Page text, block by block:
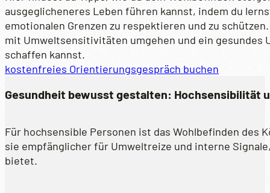
ausgeglicheneres Leben führen kannst, indem du
emotionalen Grenzen zu respektieren und zu
mit Umweltsensitivitäten umgehen und ein gesundes
schaffen kannst.
kostenfreies Orientierungsgespräch buchen
Gesundheit bewusst gestalten: Hochsensibilität
Für hochsensible Personen ist das Wohlbefinden
sie empfänglicher für Umweltreize und interne
bietet.